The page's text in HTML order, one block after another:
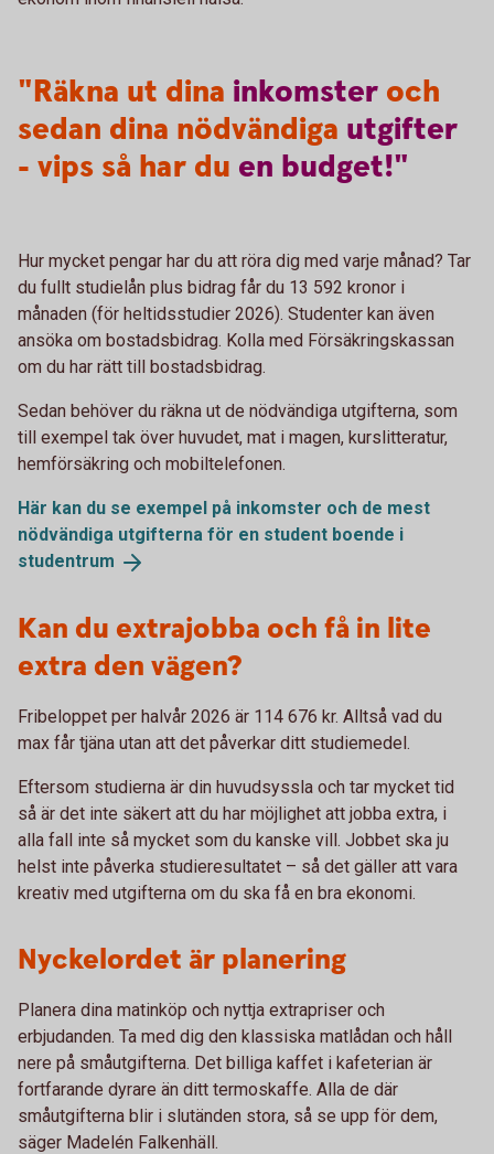
"Räkna ut dina inkomster och
sedan dina nödvändiga utgifter
- vips så har du en budget!"
Hur mycket pengar har du att röra dig med varje månad? Tar
du fullt studielån plus bidrag får du 13 592 kronor i
månaden (för heltidsstudier 2026). Studenter kan även
ansöka om bostadsbidrag. Kolla med Försäkringskassan
om du har rätt till bostadsbidrag.
Sedan behöver du räkna ut de nödvändiga utgifterna, som
till exempel tak över huvudet, mat i magen, kurslitteratur,
hemförsäkring och mobiltelefonen.
Här kan du se exempel på inkomster och de mest
nödvändiga utgifterna för en student boende i
studentrum
Kan du extrajobba och få in lite
extra den vägen?
Fribeloppet per halvår 2026 är 114 676 kr. Alltså vad du
max får tjäna utan att det påverkar ditt studiemedel.
Eftersom studierna är din huvudsyssla och tar mycket tid
så är det inte säkert att du har möjlighet att jobba extra, i
alla fall inte så mycket som du kanske vill. Jobbet ska ju
helst inte påverka studieresultatet – så det gäller att vara
kreativ med utgifterna om du ska få en bra ekonomi.
Nyckelordet är planering
Planera dina matinköp och nyttja extrapriser och
erbjudanden. Ta med dig den klassiska matlådan och håll
nere på småutgifterna. Det billiga kaffet i kafeterian är
fortfarande dyrare än ditt termoskaffe. Alla de där
småutgifterna blir i slutänden stora, så se upp för dem,
säger Madelén Falkenhäll.